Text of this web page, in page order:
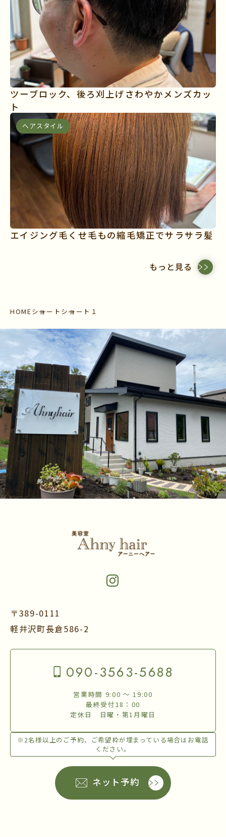
ツーブロック、後ろ刈上げさわやかメンズカッ
ト
ヘアスタイル
エイジング毛くせ毛もの縮毛矯正でサラサラ髪
もっと見る
HOMEショート ショート１
〒389-0111
軽井沢町長倉586-2
090-3563-5688
営業時間 9:00 〜 19:00
最終受付18：00
定休日 日曜・第1月曜日
※2名様以上のご予約、ご希望枠が埋まっている場合はお電話
ください。
ネット予約